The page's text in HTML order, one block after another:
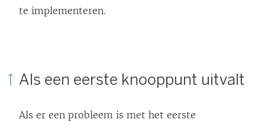
te implementeren.
Als een eerste knooppunt uitvalt
Als er een probleem is met het eerste